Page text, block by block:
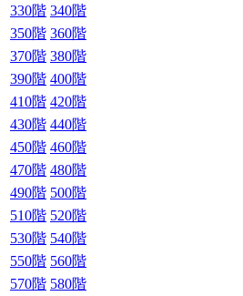
330階 340階
350階 360階
370階 380階
390階 400階
410階 420階
430階 440階
450階 460階
470階 480階
490階 500階
510階 520階
530階 540階
550階 560階
570階 580階